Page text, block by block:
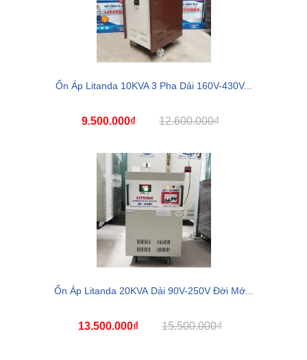
Ổn Áp Litanda 10KVA 3 Pha Dải 160V-430V...
9.500.000₫ 12.600.000₫
Ổn Áp Litanda 20KVA Dải 90V-250V Đời Mớ...
13.500.000₫ 15.500.000₫